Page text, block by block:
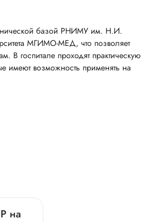
базой РНИМУ им. Н.И.
МГИМО-МЕД, что позволяет
В госпитале проходят практическую
имеют возможность применять на
на